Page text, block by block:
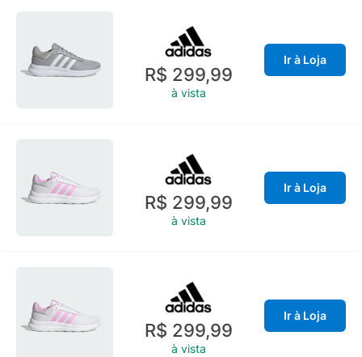
R$ 299,99
à vista
Ir à Loja
R$ 299,99
à vista
Ir à Loja
R$ 299,99
à vista
Ir à Loja